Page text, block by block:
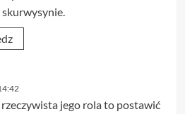
jego rola to postawić